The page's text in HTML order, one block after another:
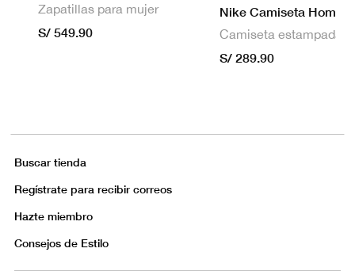
Zapatillas para mujer
S/ 549.90
S/ 289.90
Buscar tienda
Regístrate para recibir correos
Hazte miembro
Consejos de Estilo